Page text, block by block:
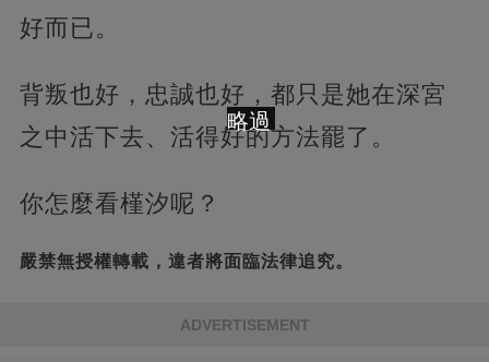
好而已。
背叛也好，忠誠也好，都只是她在深宮
之中活下去、活得好的方法罷了。
你怎麼看槿汐呢？
嚴禁無授權轉載，違者將面臨法律追究。
ADVERTISEMENT
略過